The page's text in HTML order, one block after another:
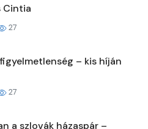
Cintia
27
– kis híján
27
a szlovák házaspár –